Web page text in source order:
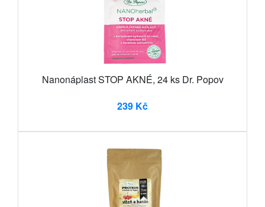
Nanonáplast STOP AKNÉ, 24 ks Dr. Popov
239 Kč